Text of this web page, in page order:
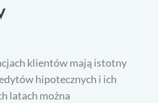
klientów mają istotny
hipotecznych i ich
latach można